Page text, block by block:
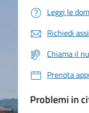
Leggi le
Richiedi
Chiama il
Prenota
Problemi in